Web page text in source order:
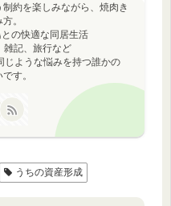
約を楽しみながら、焼肉き
。
の快適な同居生活
雑記、旅行など
じような悩みを持つ誰かの
す。
うちの資産形成